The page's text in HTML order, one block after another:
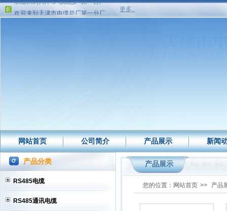
欢迎来到天津市电缆总厂第一分厂
更多..
网站首页 公司简介 产品展示 新闻
产品分类
RS485电缆
RS485通讯电缆
产品展示
您的位置： 网站首页 >> 产品